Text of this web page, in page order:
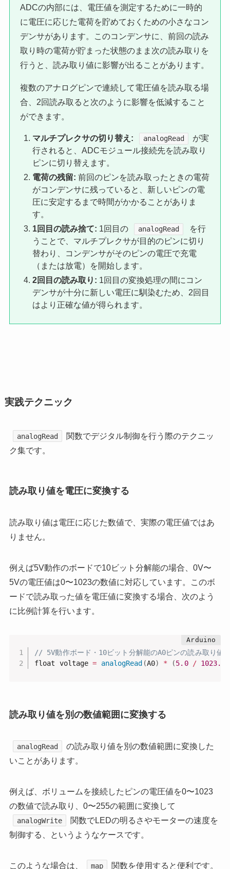
ADCの内部には、電圧値を測定するために一時的
に電圧に応じた電荷を貯めておくための小さなコン
デンサがあります。このコンデンサに、前回の読み
取り時の電荷が貯まった状態のまま次の読み取りを
行うと、読み取り値に影響が出ることがあります。
複数のアナログピンで連続して電圧値を読み取る場
合、2回読み取ると次のように影響を低減すること
ができます。
マルチプレクサの切り替え: analogRead
が実
行されると、ADCモジュール接続先を読み取り
ピンに切り替えます。
電荷の残留: 前回のピンを読み取ったときの電荷
がコンデンサに残っていると、新しいピンの電
圧に安定するまで時間がかかることがありま
す。
1回目の読み捨て: 1回目の analogRead
を行
うことで、マルチプレクサが目的のピンに切り
替わり、コンデンサがそのピンの電圧で充電
（または放電）を開始します。
2回目の読み取り: 1回目の変換処理の間にコン
デンサが十分に新しい電圧に馴染むため、2回目
はより正確な値が得られます。
実践テクニック
analogRead
関数でデジタル制御を行う際のテクニッ
ク集です。
読み取り値を電圧に変換する
読み取り値は電圧に応じた数値で、実際の電圧値ではあ
りません。
例えば5V動作のボードで10ビット分解能の場合、0V〜
5Vの電圧値は0〜1023の数値に対応しています。このボ
ードで読み取った値を電圧値に変換する場合、次のよう
に比例計算を行います。
// 5V動作ボード・10ビット分解能のA0ピンの読み取り値
float voltage = analogRead (A0) * (5.0 / 1023.0
読み取り値を別の数値範囲に変換する
analogRead
の読み取り値を別の数値範囲に変換した
いことがあります。
例えば、ボリュームを接続したピンの電圧値を0〜1023
の数値で読み取り、0〜255の範囲に変換して
analogWrite
関数でLEDの明るさやモーターの速度を
制御する、というようなケースです。
このような場合は、 map 関数を使用すると便利です。